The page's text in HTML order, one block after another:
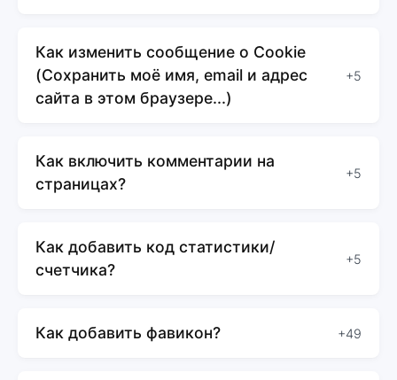
Как изменить сообщение о Cookie
(Сохранить моё имя, email и адрес
сайта в этом браузере...)
+5
Как включить комментарии на
страницах?
+5
Как добавить код статистики/
счетчика?
+5
Как добавить фавикон? +49